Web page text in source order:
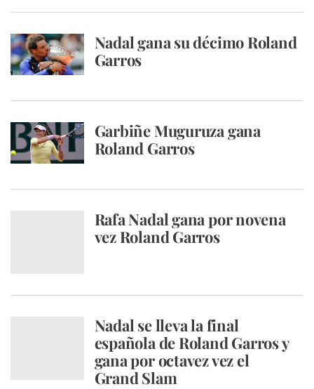
Nadal gana su décimo Roland
Garros
Garbiñe Muguruza gana
Roland Garros
Rafa Nadal gana por novena
vez Roland Garros
Nadal se lleva la final
española de Roland Garros y
gana por octavez vez el
Grand Slam